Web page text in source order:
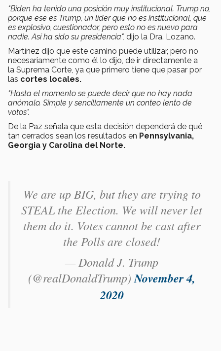
"Biden ha tenido una posición muy institucional. Trump no,
porque ese es Trump, un líder que no es institucional, que
es explosivo, cuestionador, pero esto no es nuevo para
nadie. Así ha sido su presidencia", dijo la Dra. Lozano.
Martínez dijo que este camino puede utilizar, pero no
necesariamente como él lo dijo, de ir directamente a
la Suprema Corte, ya que primero tiene que pasar por
las cortes locales.
"Hasta el momento se puede decir que no hay nada
anómalo. Simple y sencillamente un conteo lento de
votos".
De la Paz señala que esta decisión dependerá de qué
tan cerrados sean los resultados en Pennsylvania,
Georgia y Carolina del Norte.
We are up BIG, but they are trying to
STEAL the Election. We will never let
them do it. Votes cannot be cast after
the Polls are closed!
— Donald J. Trump
(@realDonaldTrump) November 4,
2020